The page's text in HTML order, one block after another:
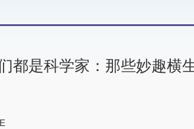
都是科学家：那些妙趣横